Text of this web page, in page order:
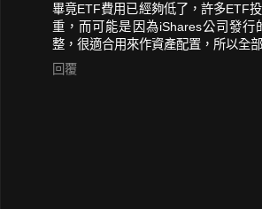
畢竟ETF費用已經夠低了，許多ETF
重，而可能是因為iShares公司發行
整，很適合用來作資產配置，所以全
回覆